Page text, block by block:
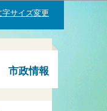
サイズ変更
市政情報